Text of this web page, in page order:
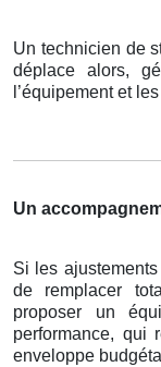
Un technicien de
déplace alors,
l’équipement et
Un
Si les
de remplacer
proposer un
performance, qui
enveloppe